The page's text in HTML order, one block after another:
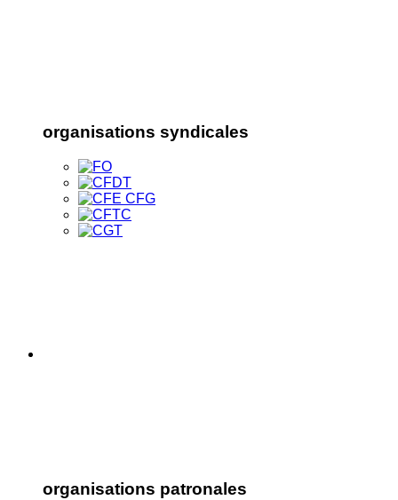
organisations syndicales
organisations patronales